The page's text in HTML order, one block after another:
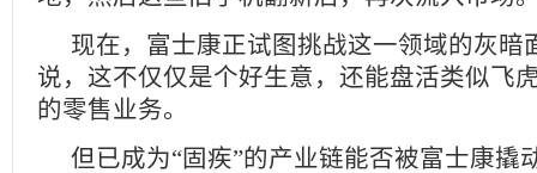
现在，富士康正试图挑战这一领域的灰暗
说，这不仅仅是个好生意，还能盘活类似飞
的零售业务。
但已成为“固疾”的产业链能否被富士康撬